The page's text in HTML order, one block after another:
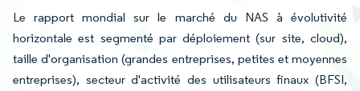
Le rapport mondial sur le marché du NAS à évolutivité
horizontale est segmenté par déploiement (sur site, cloud),
taille d'organisation (grandes entreprises, petites et moyennes
entreprises), secteur d'activité des utilisateurs finaux (BFSI,